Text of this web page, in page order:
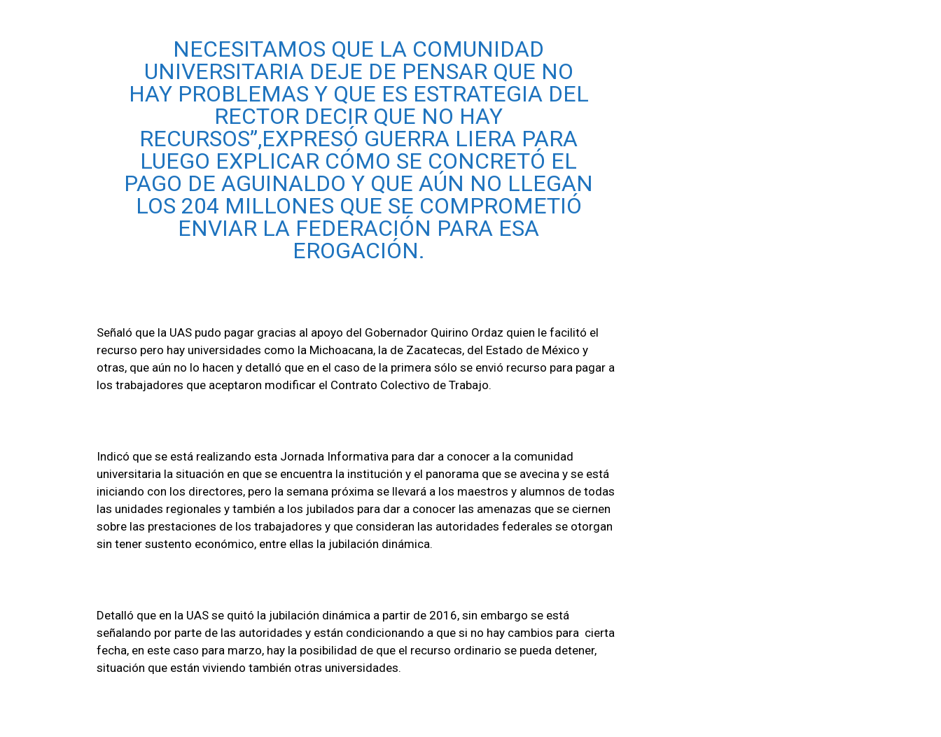
NECESITAMOS QUE LA COMUNIDAD
UNIVERSITARIA DEJE DE PENSAR QUE NO
HAY PROBLEMAS Y QUE ES ESTRATEGIA DEL
RECTOR DECIR QUE NO HAY
RECURSOS”,EXPRESÓ GUERRA LIERA PARA
LUEGO EXPLICAR CÓMO SE CONCRETÓ EL
PAGO DE AGUINALDO Y QUE AÚN NO LLEGAN
LOS 204 MILLONES QUE SE COMPROMETIÓ
ENVIAR LA FEDERACIÓN PARA ESA
EROGACIÓN.
Señaló que la UAS pudo pagar gracias al apoyo del Gobernador Quirino Ordaz quien le facilitó el
recurso pero hay universidades como la Michoacana, la de Zacatecas, del Estado de México y
otras, que aún no lo hacen y detalló que en el caso de la primera sólo se envió recurso para pagar a
los trabajadores que aceptaron modificar el Contrato Colectivo de Trabajo.
Indicó que se está realizando esta Jornada Informativa para dar a conocer a la comunidad
universitaria la situación en que se encuentra la institución y el panorama que se avecina y se está
iniciando con los directores, pero la semana próxima se llevará a los maestros y alumnos de todas
las unidades regionales y también a los jubilados para dar a conocer las amenazas que se ciernen
sobre las prestaciones de los trabajadores y que consideran las autoridades federales se otorgan
sin tener sustento económico, entre ellas la jubilación dinámica.
Detalló que en la UAS se quitó la jubilación dinámica a partir de 2016, sin embargo se está
señalando por parte de las autoridades y están condicionando a que si no hay cambios para cierta
fecha, en este caso para marzo, hay la posibilidad de que el recurso ordinario se pueda detener,
situación que están viviendo también otras universidades.